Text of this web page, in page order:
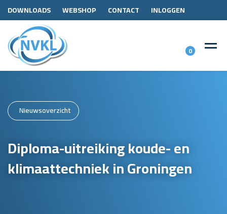
DOWNLOADS WEBSHOP CONTACT INLOGGEN
0
Nieuwsoverzicht
Diploma-uitreiking koude- en
klimaattechniek in Groningen